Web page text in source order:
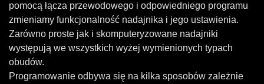
pomocą łącza przewodowego i odpowiedniego programu
zmieniamy funkcjonalność nadajnika i jego ustawienia.
Zarówno proste jak i skomputeryzowane nadajniki
występują we wszystkich wyżej wymienionych typach
obudów.
Programowanie odbywa się na kilka sposobów zależnie